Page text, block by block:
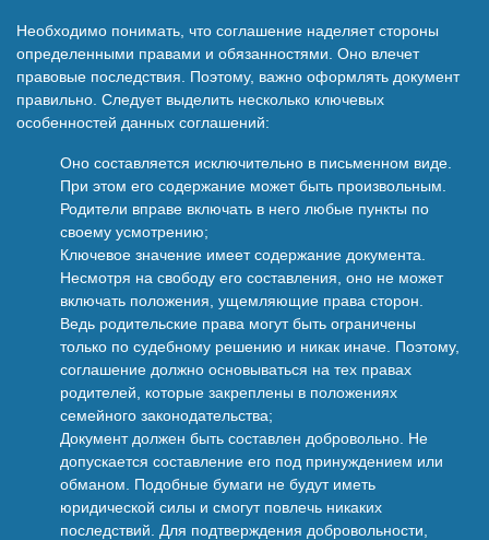
Необходимо понимать, что соглашение наделяет стороны
определенными правами и обязанностями. Оно влечет
правовые последствия. Поэтому, важно оформлять документ
правильно. Следует выделить несколько ключевых
особенностей данных соглашений:
Оно составляется исключительно в письменном виде.
При этом его содержание может быть произвольным.
Родители вправе включать в него любые пункты по
своему усмотрению;
Ключевое значение имеет содержание документа.
Несмотря на свободу его составления, оно не может
включать положения, ущемляющие права сторон.
Ведь родительские права могут быть ограничены
только по судебному решению и никак иначе. Поэтому,
соглашение должно основываться на тех правах
родителей, которые закреплены в положениях
семейного законодательства;
Документ должен быть составлен добровольно. Не
допускается составление его под принуждением или
обманом. Подобные бумаги не будут иметь
юридической силы и смогут повлечь никаких
последствий. Для подтверждения добровольности,